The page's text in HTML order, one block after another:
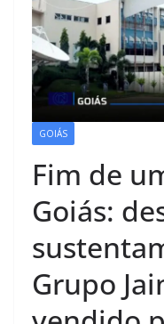
GOIÁS
Fim de
Goiás:
Grupo